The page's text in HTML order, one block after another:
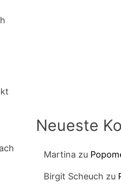
Neueste
Martina zu
Birgit Scheuch zu